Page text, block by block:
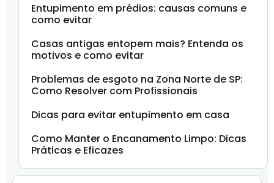
Entupimento em prédios: causas comuns e
como evitar
Casas antigas entopem mais? Entenda os
motivos e como evitar
Problemas de esgoto na Zona Norte de SP:
Como Resolver com Profissionais
Dicas para evitar entupimento em casa
Como Manter o Encanamento Limpo: Dicas
Práticas e Eficazes